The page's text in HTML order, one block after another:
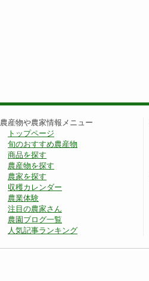
農産物や農家情報メニュー
トップページ
旬のおすすめ農産物
商品を探す
農産物を探す
農家を探す
収穫カレンダー
農業体験
注目の農家さん
農園ブログ一覧
人気記事ランキング